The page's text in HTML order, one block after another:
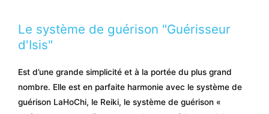
Le système de guérison "Guérisseur
d'Isis"
Est d’une grande simplicité et à la portée du plus grand
nombre. Elle est en parfaite harmonie avec le système de
guérison LaHoChi, le Reiki, le système de guérison «